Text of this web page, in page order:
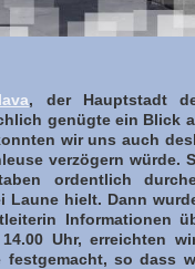
, der Hauptstadt
genügte ein Blick
wir uns auch
verzögern würde.
ordentlich
Laune hielt. Dann
Informationen
Uhr, erreichten
so dass